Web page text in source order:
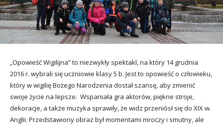
„Opowieść Wigilijna” to niezwykły spektakl, na który 14 grudnia
2016 r. wybrali się uczniowie klasy 5 b. Jest to opowieść o człowieku,
który w wigilię Bożego Narodzenia dostał szansę, aby zmienić
swoje życie na lepsze. Wspaniała gra aktorów, piękne stroje,
dekoracje, a także muzyka sprawiły, że widz przeniósł się do XIX w.
Anglii. Przedstawiony obraz był momentami mroczy i smutny, ale